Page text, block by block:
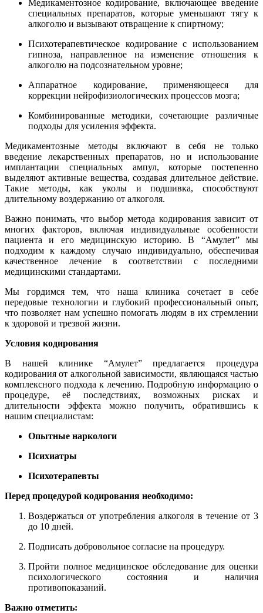
Медикаментозное кодирование, включающее введение
специальных препаратов, которые уменьшают тягу к
алкоголю и вызывают отвращение к спиртному;
Психотерапевтическое кодирование с использованием
гипноза, направленное на изменение отношения к
алкоголю на подсознательном уровне;
Аппаратное кодирование, применяющееся для
коррекции нейрофизиологических процессов мозга;
Комбинированные методики, сочетающие различные
подходы для усиления эффекта.
Медикаментозные методы включают в себя не только
введение лекарственных препаратов, но и использование
имплантации специальных ампул, которые постепенно
выделяют активные вещества, создавая длительное действие.
Такие методы, как уколы и подшивка, способствуют
длительному воздержанию от алкоголя.
Важно понимать, что выбор метода кодирования зависит от
многих факторов, включая индивидуальные особенности
пациента и его медицинскую историю. В “Амулет” мы
подходим к каждому случаю индивидуально, обеспечивая
качественное лечение в соответствии с последними
медицинскими стандартами.
Мы гордимся тем, что наша клиника сочетает в себе
передовые технологии и глубокий профессиональный опыт,
что позволяет нам успешно помогать людям в их стремлении
к здоровой и трезвой жизни.
Условия кодирования
В нашей клинике “Амулет” предлагается процедура
кодирования от алкогольной зависимости, являющаяся частью
комплексного подхода к лечению. Подробную информацию о
процедуре, её последствиях, возможных рисках и
длительности эффекта можно получить, обратившись к
нашим специалистам:
Опытные наркологи
Психиатры
Психотерапевты
Перед процедурой кодирования необходимо:
Воздержаться от употребления алкоголя в течение от 3
до 10 дней.
Подписать добровольное согласие на процедуру.
Пройти полное медицинское обследование для оценки
психологического состояния и наличия
противопоказаний.
Важно отметить: